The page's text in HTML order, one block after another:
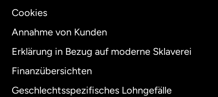
Cookies
Annahme von Kunden
Erklärung in Bezug auf moderne Sklaverei
Finanzübersichten
Geschlechtsspezifisches Lohngefälle
International English